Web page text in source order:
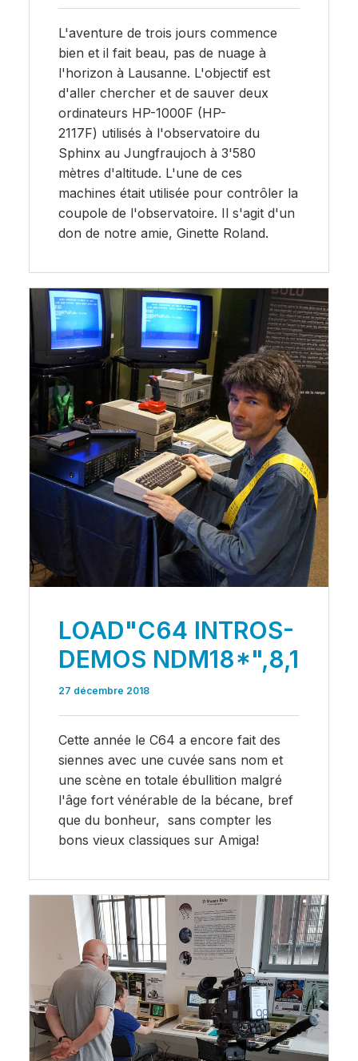
L'aventure de trois jours commence
bien et il fait beau, pas de nuage à
l'horizon à Lausanne. L'objectif est
d'aller chercher et de sauver deux
ordinateurs HP-1000F (HP-
2117F) utilisés à l'observatoire du
Sphinx au Jungfraujoch à 3'580
mètres d'altitude. L'une de ces
machines était utilisée pour contrôler la
coupole de l'observatoire. Il s'agit d'un
don de notre amie, Ginette Roland.
LOAD"C64 INTROS-
DEMOS NDM18*",8,1
27 décembre 2018
Cette année le C64 a encore fait des
siennes avec une cuvée sans nom et
une scène en totale ébullition malgré
l'âge fort vénérable de la bécane, bref
que du bonheur, sans compter les
bons vieux classiques sur Amiga!